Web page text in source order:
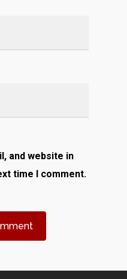
and website in
time I comment.